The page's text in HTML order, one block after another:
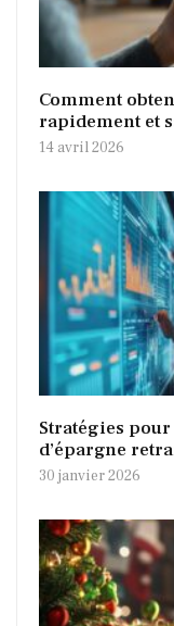
Comment
rapidement et
14 avril 2026
Stratégies
d’épargne
30 janvier 2026